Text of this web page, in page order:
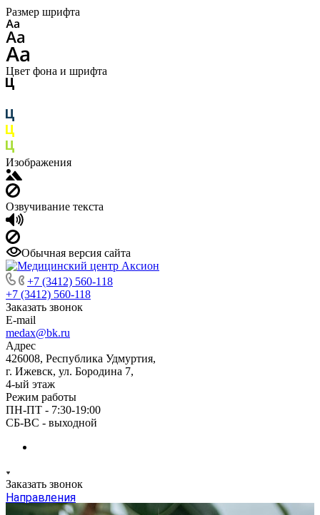
Размер шрифта
Цвет фона и шрифта
Изображения
Озвучивание текста
Обычная версия сайта
+7 (3412) 560-118
+7 (3412) 560-118
Заказать звонок
E-mail
medax@bk.ru
Адрес
426008, Республика Удмуртия,
г. Ижевск, ул. Бородина 7,
4-ый этаж
Режим работы
ПН-ПТ - 7:30-19:00
СБ-ВС - выходной
Заказать звонок
Направления